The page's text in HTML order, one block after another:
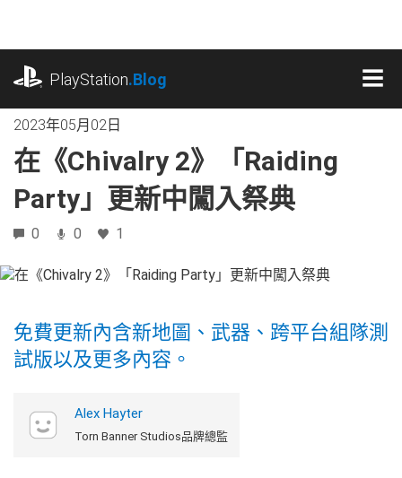
內
PlayStation.Blog
2023年05月02日
在《Chivalry 2》「Raiding
Party」更新中闖入祭典
0 0 1
免費更新內含新地圖、武器、跨平台組隊測
試版以及更多內容。
Alex Hayter
Torn Banner Studios品牌總監